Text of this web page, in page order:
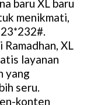
baru XL baru
menikmati,
XL
layanan
yang
seru.
konten